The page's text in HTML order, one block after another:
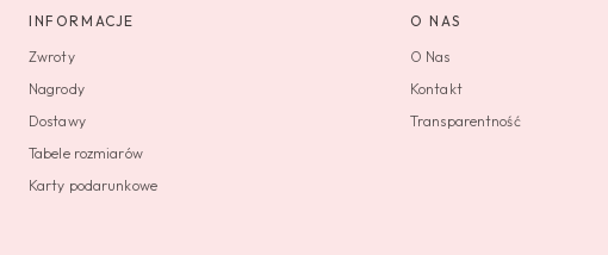
INFORMACJE
Zwroty
Nagrody
Dostawy
Tabele rozmiarów
Karty podarunkowe
O NAS
O Nas
Kontakt
Transparentność